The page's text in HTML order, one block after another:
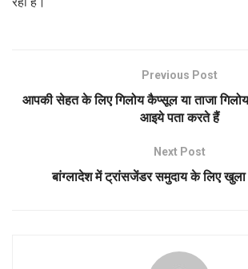
Previous Post
आपकी सेहत के लिए गिलोय कैप्सूल या ताजा
आइये पता करते हैं
Next Post
बांग्लादेश में ट्रांसजेंडर समुदाय के लिए खुला